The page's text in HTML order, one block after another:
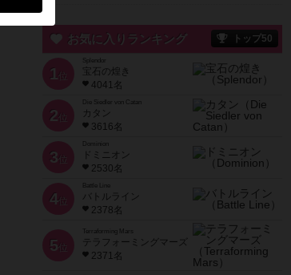
お気に入りランキング トップ50
1 位
宝石の煌き
4041名
2 位
Die Siedler von Catan
カタン
3616名
3 位
ドミニオン
2530名
4位
Battle Line
バトルライン
2378名
5 位
Terraforming Mars
テラフォーミングマーズ
2371名